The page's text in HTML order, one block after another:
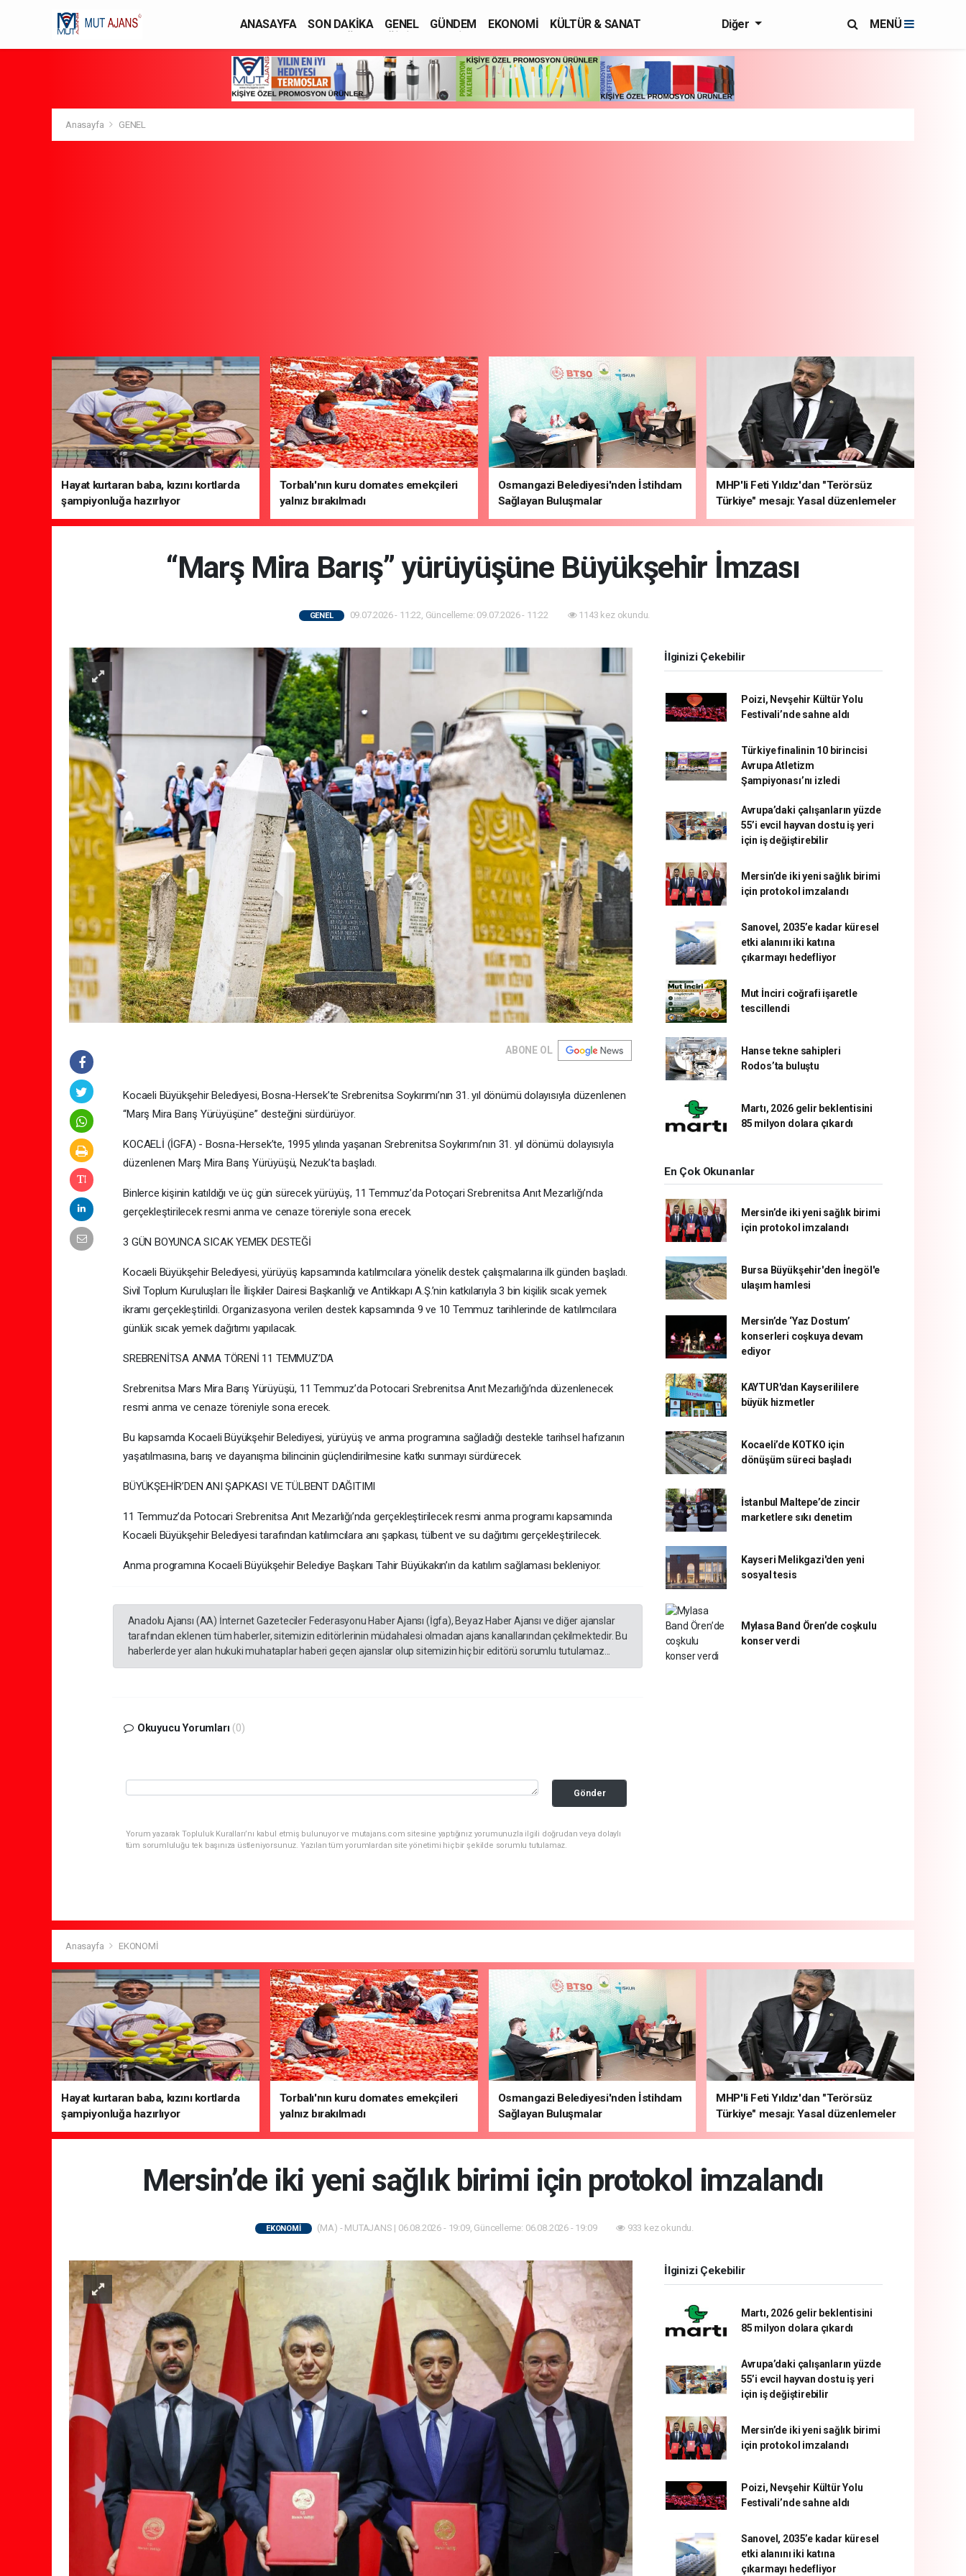
ANASAYFA SON DAKİKA GENEL GÜNDEM EKONOMİ
KÜLTÜR & SANAT
Diğer MENÜ
Anasayfa GENEL
Hayat kurtaran baba, kızını kortlarda
şampiyonluğa hazırlıyor
Torbalı'nın kuru domates emekçileri
yalnız bırakılmadı
Osmangazi Belediyesi'nden İstihdam
Sağlayan Buluşmalar
MHP'li Feti Yıldız'dan "Terörsüz
Türkiye" mesajı: Yasal düzenlemeler
kalıcı sonuç üretecek
“Marş Mira Barış” yürüyüşüne Büyükşehir İmzası
GENEL 09.07.2026 - 11:22, Güncelleme: 09.07.2026 - 11:22 1143 kez okundu.
ABONE OL
Kocaeli Büyükşehir Belediyesi, Bosna-Hersek’te Srebrenitsa Soykırımı’nın 31. yıl dönümü dolayısıyla düzenlenen
“Marş Mira Barış Yürüyüşüne” desteğini sürdürüyor.
KOCAELİ (İGFA) - Bosna-Hersek’te, 1995 yılında yaşanan Srebrenitsa Soykırımı’nın 31. yıl dönümü dolayısıyla
düzenlenen Marş Mira Barış Yürüyüşü, Nezuk’ta başladı.
Binlerce kişinin katıldığı ve üç gün sürecek yürüyüş, 11 Temmuz’da Potoçari Srebrenitsa Anıt Mezarlığı’nda
gerçekleştirilecek resmi anma ve cenaze töreniyle sona erecek.
3 GÜN BOYUNCA SICAK YEMEK DESTEĞİ
Kocaeli Büyükşehir Belediyesi, yürüyüş kapsamında katılımcılara yönelik destek çalışmalarına ilk günden başladı.
Sivil Toplum Kuruluşları İle İlişkiler Dairesi Başkanlığı ve Antikkapı A.Ş.’nin katkılarıyla 3 bin kişilik sıcak yemek
ikramı gerçekleştirildi. Organizasyona verilen destek kapsamında 9 ve 10 Temmuz tarihlerinde de katılımcılara
günlük sıcak yemek dağıtımı yapılacak.
SREBRENİTSA ANMA TÖRENİ 11 TEMMUZ’DA
Srebrenitsa Mars Mira Barış Yürüyüşü, 11 Temmuz’da Potocari Srebrenitsa Anıt Mezarlığı’nda düzenlenecek
resmi anma ve cenaze töreniyle sona erecek.
Bu kapsamda Kocaeli Büyükşehir Belediyesi, yürüyüş ve anma programına sağladığı destekle tarihsel hafızanın
yaşatılmasına, barış ve dayanışma bilincinin güçlendirilmesine katkı sunmayı sürdürecek.
BÜYÜKŞEHİR’DEN ANI ŞAPKASI VE TÜLBENT DAĞITIMI
11 Temmuz’da Potocari Srebrenitsa Anıt Mezarlığı’nda gerçekleştirilecek resmi anma programı kapsamında
Kocaeli Büyükşehir Belediyesi tarafından katılımcılara anı şapkası, tülbent ve su dağıtımı gerçekleştirilecek.
Anma programına Kocaeli Büyükşehir Belediye Başkanı Tahir Büyükakın’ın da katılım sağlaması bekleniyor.
Anadolu Ajansı (AA) İnternet Gazeteciler Federasyonu Haber Ajansı (İgfa), Beyaz Haber Ajansı ve diğer ajanslar
tarafından eklenen tüm haberler, sitemizin editörlerinin müdahalesi olmadan ajans kanallarından çekilmektedir. Bu
haberlerde yer alan hukuki muhataplar haberi geçen ajanslar olup sitemizin hiç bir editörü sorumlu tutulamaz...
Okuyucu Yorumları (0)
Gönder
Yorum yazarak Topluluk Kuralları’nı kabul etmiş bulunuyor ve mutajans.com sitesine yaptığınız yorumunuzla ilgili doğrudan veya dolaylı
tüm sorumluluğu tek başınıza üstleniyorsunuz. Yazılan tüm yorumlardan site yönetimi hiçbir şekilde sorumlu tutulamaz.
İlginizi Çekebilir
Poizi, Nevşehir Kültür Yolu
Festivali’nde sahne aldı
Türkiye finalinin 10 birincisi
Avrupa Atletizm
Şampiyonası’nı izledi
Avrupa’daki çalışanların yüzde
55’i evcil hayvan dostu iş yeri
için iş değiştirebilir
Mersin’de iki yeni sağlık birimi
için protokol imzalandı
Sanovel, 2035’e kadar küresel
etki alanını iki katına
çıkarmayı hedefliyor
Mut İnciri coğrafi işaretle
tescillendi
Hanse tekne sahipleri
Rodos’ta buluştu
Martı, 2026 gelir beklentisini
85 milyon dolara çıkardı
En Çok Okunanlar
Mersin’de iki yeni sağlık birimi
için protokol imzalandı
Bursa Büyükşehir'den İnegöl'e
ulaşım hamlesi
Mersin’de ‘Yaz Dostum’
konserleri coşkuya devam
ediyor
KAYTUR'dan Kayserililere
büyük hizmetler
Kocaeli’de KOTKO için
dönüşüm süreci başladı
İstanbul Maltepe’de zincir
marketlere sıkı denetim
Kayseri Melikgazi'den yeni
sosyal tesis
Mylasa Band Ören’de coşkulu
konser verdi
Anasayfa EKONOMİ
Hayat kurtaran baba, kızını kortlarda
şampiyonluğa hazırlıyor
Torbalı'nın kuru domates emekçileri
yalnız bırakılmadı
Osmangazi Belediyesi'nden İstihdam
Sağlayan Buluşmalar
MHP'li Feti Yıldız'dan "Terörsüz
Türkiye" mesajı: Yasal düzenlemeler
kalıcı sonuç üretecek
Mersin’de iki yeni sağlık birimi için protokol imzalandı
EKONOMİ (MA) - MUTAJANS | 06.08.2026 - 19:09, Güncelleme: 06.08.2026 - 19:09 933 kez okundu.
İlginizi Çekebilir
Martı, 2026 gelir beklentisini
85 milyon dolara çıkardı
Avrupa’daki çalışanların yüzde
55’i evcil hayvan dostu iş yeri
için iş değiştirebilir
Mersin’de iki yeni sağlık birimi
için protokol imzalandı
Poizi, Nevşehir Kültür Yolu
Festivali’nde sahne aldı
Sanovel, 2035’e kadar küresel
etki alanını iki katına
çıkarmayı hedefliyor